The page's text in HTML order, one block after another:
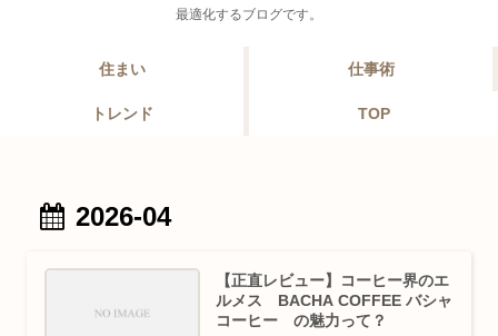
最適化するブログです。
住まい 仕事術
トレンド TOP
2026-04
【正直レビュー】コーヒー界のエ
ルメス BACHA COFFEE バシャ
コーヒー の魅力って？